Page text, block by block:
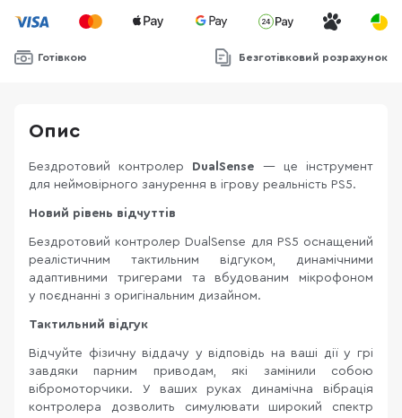
Готівкою Безготівковий розрахунок
Опис
Бездротовий контролер DualSense — це інструмент
для неймовірного занурення в ігрову реальність PS5.
Новий рівень відчуттів
Бездротовий контролер DualSense для PS5 оснащений
реалістичним тактильним відгуком, динамічними
адаптивними тригерами та вбудованим мікрофоном
у поєднанні з оригінальним дизайном.
Тактильний відгук
Відчуйте фізичну віддачу у відповідь на ваші дії у грі
завдяки парним приводам, які замінили собою
вібромоторчики. У ваших руках динамічна вібрація
контролера дозволить симулювати широкий спектр